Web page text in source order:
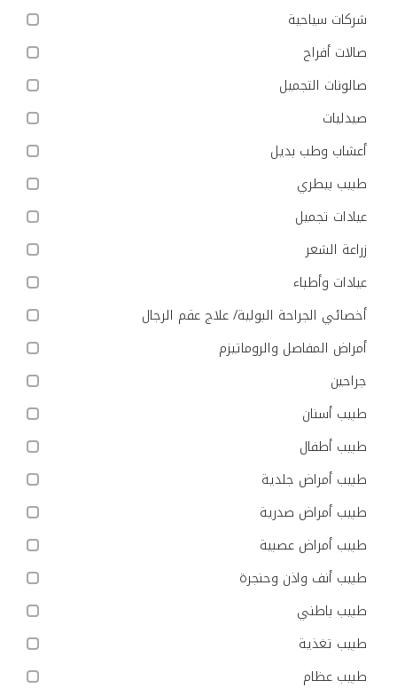
شركات سياحية
صالات أفراح
صالونات التجميل
صيدليات
أعشاب وطب بديل
طبيب بيطري
عيادات تجميل
زراعة الشعر
عيادات وأطباء
أخصائي الجراحة البولية/ علاج عقم الرجال
أمراض المفاصل والروماتيزم
جراحين
طبيب أسنان
طبيب أطفال
طبيب أمراض جلدية
طبيب أمراض صدرية
طبيب أمراض عصبية
طبيب أنف واذن وحنجرة
طبيب باطني
طبيب تغذية
طبيب عظام